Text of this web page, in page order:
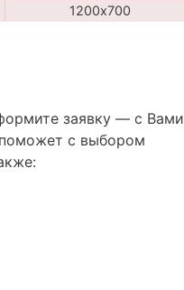
1200х700
заявку — с Вами
с выбором